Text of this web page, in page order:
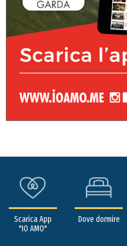
Scarica App
"IO AMO"
Dove dormire